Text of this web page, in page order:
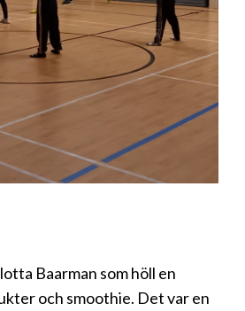
Baarman som höll en
och smoothie. Det var en